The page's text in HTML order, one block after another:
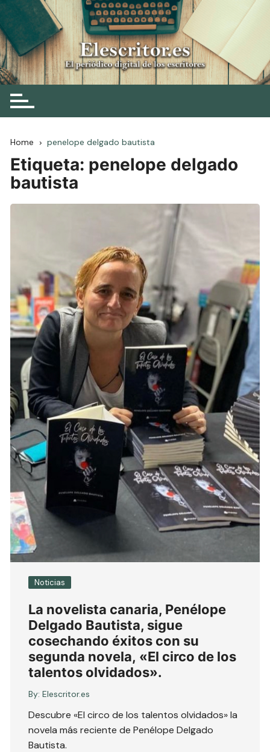
Skip
to
content
Elescritor.es
El periódico digital de los escritores
Home penelope delgado bautista
Etiqueta: penelope delgado
bautista
Noticias
La novelista canaria, Penélope
Delgado Bautista, sigue
cosechando éxitos con su
segunda novela, «El circo de los
talentos olvidados».
By: Elescritor.es
Descubre «El circo de los talentos olvidados» la
novela más reciente de Penélope Delgado
Bautista.